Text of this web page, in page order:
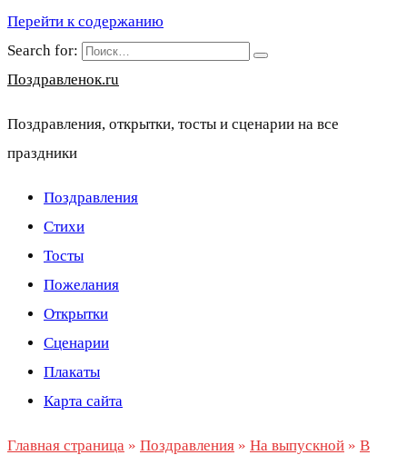
Перейти к содержанию
Search for:
Поздравленок.ru
Поздравления, открытки, тосты и сценарии на все
праздники
Поздравления
Стихи
Тосты
Пожелания
Открытки
Сценарии
Плакаты
Карта сайта
Главная страница » Поздравления » На выпускной » В